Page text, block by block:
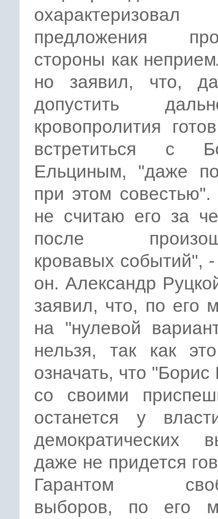
охарактеризовал
предложения
стороны как
но заявил, что,
допустить
кровопролития
встретиться с
Ельциным, "даже
при этом
не считаю его за
после
кровавых событий", -
он. Александр
заявил, что, по его
на "нулевой
нельзя, так как
означать, что
со своими
останется у
демократических
даже не придется
Гарантом
выборов, по его